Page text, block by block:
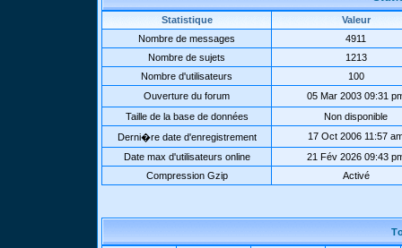
Statistique
Valeur
Nombre de messages
4911
Nombre de sujets
1213
Nombre d'utilisateurs
100
Ouverture du forum
05 Mar 2003 09:31
Taille de la base de données
Non disponible
Derni�re date d'enregistrement
17 Oct 2006 11:57
Date max d'utilisateurs online
21 Fév 2026 09:43
Compression Gzip
Activé